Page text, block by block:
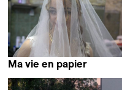
Ma vie en papier